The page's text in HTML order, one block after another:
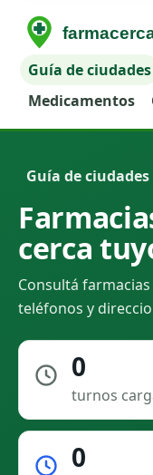
Guía de ciudades
Medicamentos
Guía de ciudades
cerca
Consultá
teléfonos y
0
turnos
0